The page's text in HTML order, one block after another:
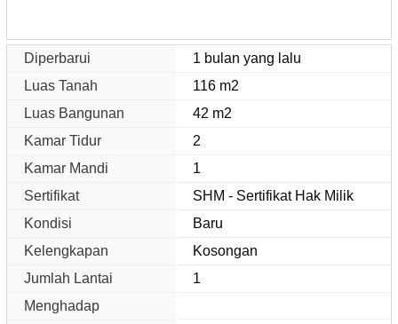
Diperbarui
1 bulan yang lalu
Luas Tanah
116 m2
Luas Bangunan
42 m2
Kamar Tidur
2
Kamar Mandi
1
Sertifikat
SHM - Sertifikat Hak Milik
Kondisi
Baru
Kelengkapan
Kosongan
Jumlah Lantai
1
Menghadap